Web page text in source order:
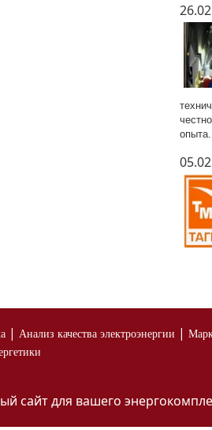
опыта.
| Анализ качества электроэнергии |
сайт для вашего